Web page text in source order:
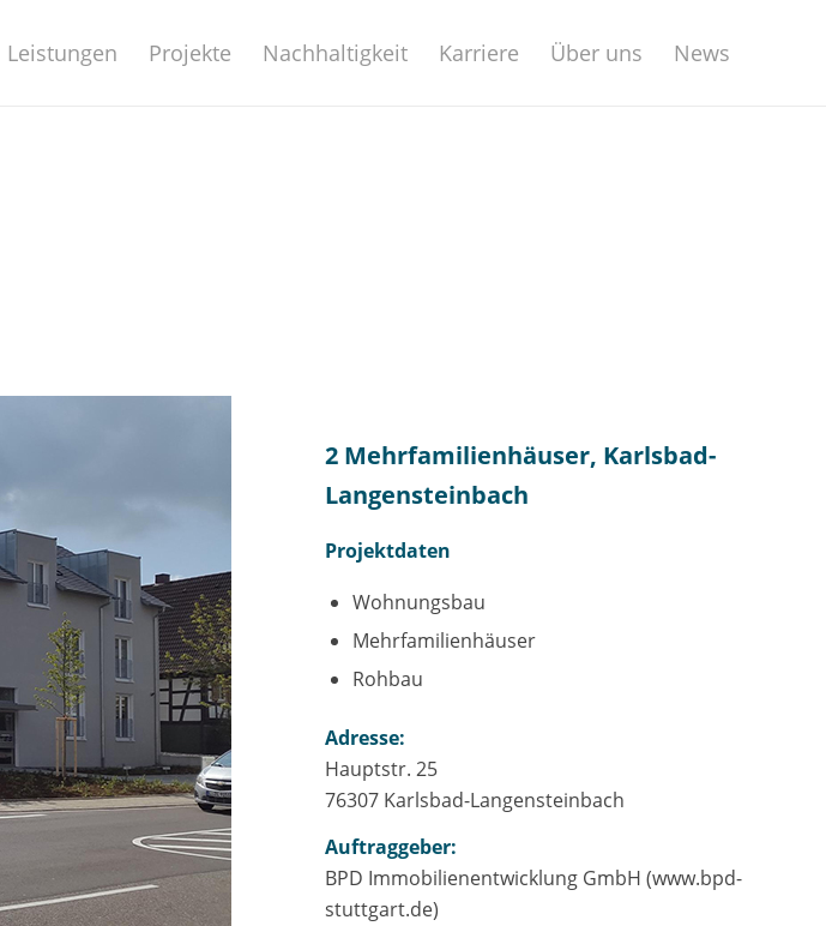
Leistungen Projekte Nachhaltigkeit Karriere Über uns News
2 Mehrfamilienhäuser, Karlsbad-
Langensteinbach
Projektdaten
Wohnungsbau
Mehrfamilienhäuser
Rohbau
Adresse:
Hauptstr. 25
76307 Karlsbad-Langensteinbach
Auftraggeber:
BPD Immobilienentwicklung GmbH (www.bpd-
stuttgart.de)